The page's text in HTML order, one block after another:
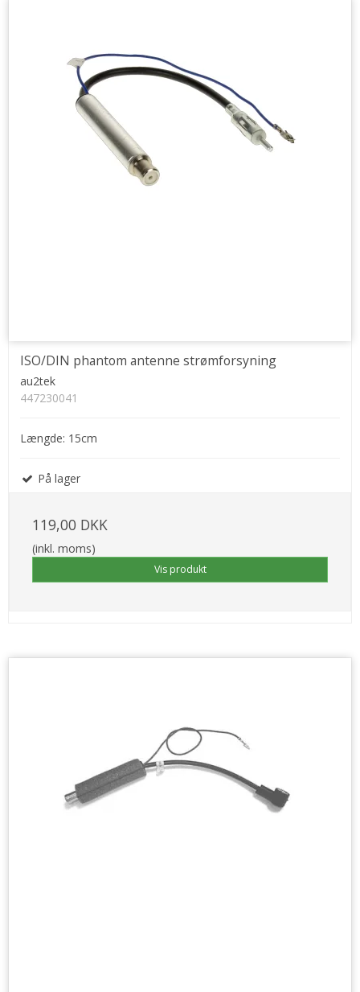
ISO/DIN phantom antenne strømforsyning
au2tek
447230041
Længde: 15cm
På lager
119,00 DKK
(inkl. moms)
Vis produkt